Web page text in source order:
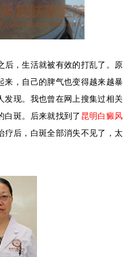
后，生活就被有效的打乱了。原
来，自己的脾气也变得越来越暴
发现。我也曾在网上搜集过相关
白斑。后来就找到了 昆明白癜风
疗后，白斑全部消失不见了，太